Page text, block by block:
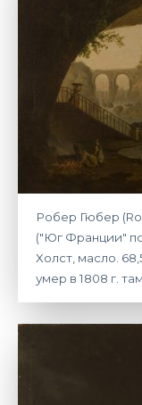
Робер Гюбер
("Юг Франции" по
Холст, масло.
умер в 1808 г.